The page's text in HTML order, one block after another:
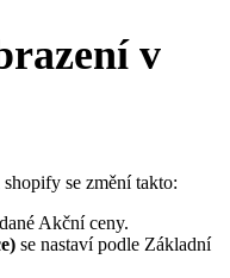
v
se změní takto:
Akční ceny.
se nastaví podle Základní